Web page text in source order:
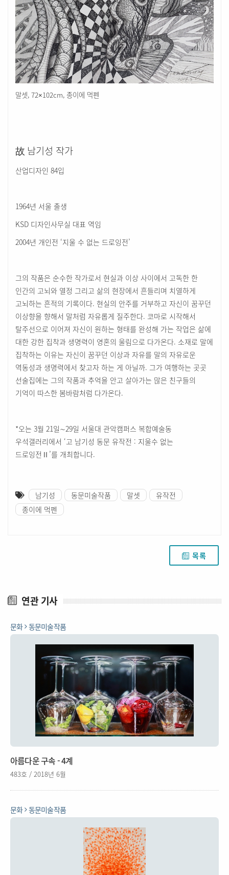
말셋, 72×102cm, 종이에 먹펜
故 남기성 작가
산업디자인 84입
1964년 서울 출생
KSD 디자인사무실 대표 역임
2004년 개인전 ‘지울 수 없는 드로잉전’
그의 작품은 순수한 작가로서 현실과 이상 사이에서 고독한 한
인간의 고뇌와 열정 그리고 삶의 현장에서 흔들리며 치열하게
고뇌하는 흔적의 기록이다. 현실의 안주를 거부하고 자신이 꿈꾸던
이상향을 향해서 말처럼 자유롭게 질주한다. 코마로 시작해서
탈주선으로 이어져 자신이 원하는 형태를 완성해 가는 작업은 삶에
대한 강한 집착과 생명력이 영혼의 울림으로 다가온다. 소재로 말에
집착하는 이유는 자신이 꿈꾸던 이상과 자유를 말의 자유로운
역동성과 생명력에서 찾고자 하는 게 아닐까. 그가 여행하는 곳곳
선술집에는 그의 작품과 추억을 안고 살아가는 많은 친구들의
기억이 따스한 봄바람처럼 다가온다.
*오는 3월 21일∼29일 서울대 관악캠퍼스 복합예술동
우석갤러리에서 ‘고 남기성 동문 유작전 : 지울수 없는
드로잉전Ⅱ’를 개최합니다.
남기성 동문미술작품 말셋
유작전
종이에 먹펜
목록
연관 기사
문화 동문미술작품
아름다운 구속 - 4계
483호 / 2018년 6월
문화 동문미술작품